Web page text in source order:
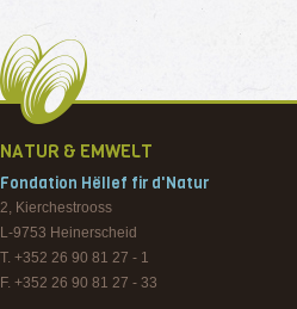
NATUR & EMWELT
Fondation Hëllef fir d'Natur
2, Kierchestrooss
L-9753 Heinerscheid
T. +352 26 90 81 27 - 1
F. +352 26 90 81 27 - 33